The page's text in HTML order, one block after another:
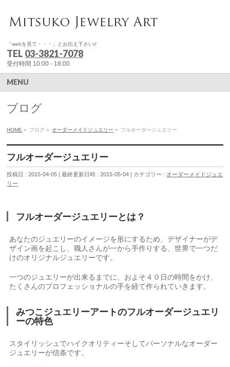
「webを見て・・・」とお伝え下さい//
TEL 03-3821-7078
受付時間 10:00 - 18:00
MENU
ブログ
HOME » ブログ » オーダーメイドジュエリー » フルオーダージュエリー
フルオーダージュエリー
投稿日 : 2015-04-05 最終更新日時 : 2015-05-04 カテゴリー : オーダーメイドジュエ
リー
フルオーダージュエリーとは？
あなたのジュエリーのイメージを形にするため、デザイナーがデ
ザイン画を起こし、職人さんが一から手作りする、世界で一つだ
けのオリジナルジュエリーです。
一つのジュエリーが出来るまでに、およそ４０日の時間をかけ、
たくさんのプロフェッショナルの手を経て作られていきます。
みつこジュエリーアートのフルオーダージュエリ
ーの特色
スタイリッシュでハイクオリティーそしてパーソナルなオーダー
ジュエリーが信条です。